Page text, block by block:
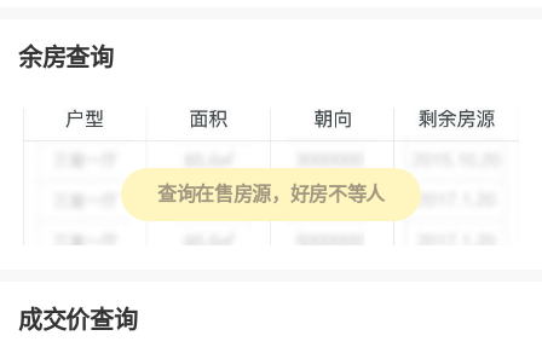
余房查询
查询在售房源，好房不等人
成交价查询